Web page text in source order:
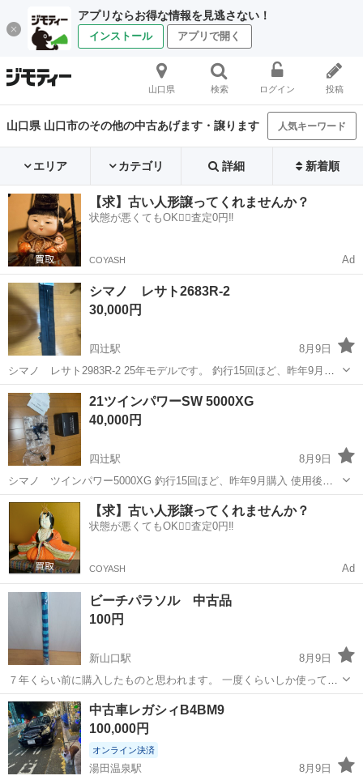
アプリならお得な情報を見逃さない！
インストール アプリで開く
山口県 検索 ログイン 投稿
山口県 山口市のその他の中古あげます・譲ります 人気キーワード
エリア カテゴリ 詳細 新着順
【求】古い人形譲ってくれませんか？
状態が悪くてもOK🙆‍♀️査定0円‼️
COYASH Ad
シマノ レサト2683R-2
30,000円
四辻駅
8月9日
シマノ レサト2983R-2 25年モデルです。 釣行15回ほど、昨年9月購
入 使用後は洗浄して陰干ししてます。 バッドエンドとエクステンショ
ンバットのエンド部分にロッドホルダーに擦れた傷があります。 それ
以外は目立つ傷...
山口 山口市 四辻駅 その他
21ツインパワーSW 5000XG
40,000円
四辻駅
8月9日
シマノ ツインパワー5000XG 釣行15回ほど、昨年9月購入 使用後は
洗浄して陰干ししてます。 目立つ傷はありませんが、使用に伴う小傷
はあります。 出品中のシマノ レサト2683R-2と一緒に購入くださ...
山口 山口市 四辻駅 その他
【求】古い人形譲ってくれませんか？
状態が悪くてもOK🙆‍♀️査定0円‼️
COYASH Ad
ビーチパラソル 中古品
100円
新山口駅
8月9日
７年くらい前に購入したものと思われます。 一度くらいしか使ってま
せん。 広げるてみるのもしんどいので、このまま受け取ってくれる方
を希望します。 ノークレームノーリターンでお願い致します。
山口 山口市 新山口駅
中古車レガシィB4BM9
100,000円
オンライン決済
湯田温泉駅
8月9日